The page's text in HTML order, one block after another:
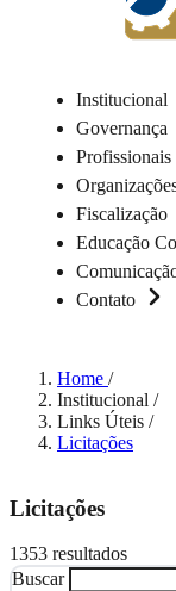
Institucional
Governança
Profissionais
Fiscalização
Educação
Contato
Home /
Institucional /
Links Úteis /
Licitações
Licitações
1353 resultados
Buscar